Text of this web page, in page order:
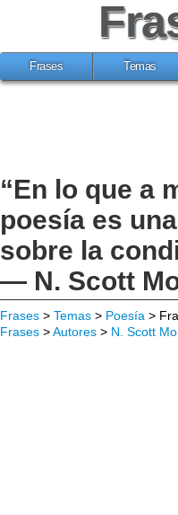
Frases Temas
“En lo que a
poesía es
sobre la
— N. Scott
Frases > Temas > Poesía >
Frases >Autores > N. Scott